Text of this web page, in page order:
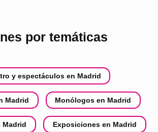
por temáticas
y espectáculos en Madrid
Madrid Monólogos en Madrid
Madrid Exposiciones en Madrid